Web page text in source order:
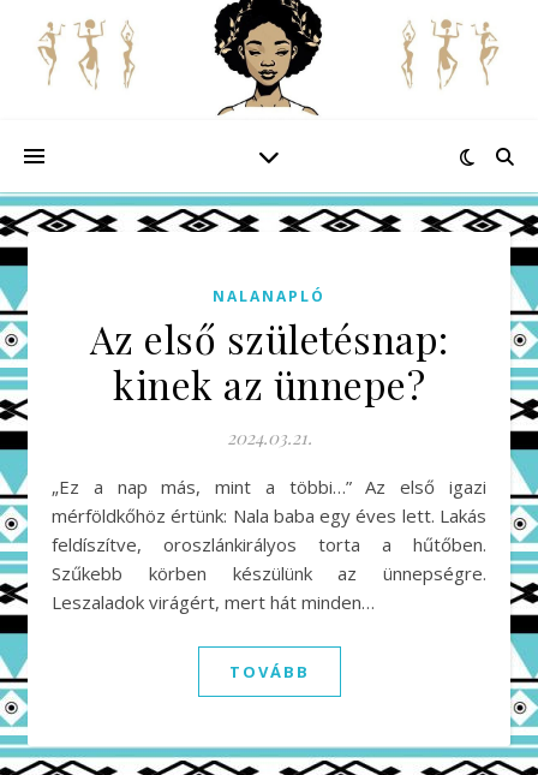
NALANAPLÓ
Az első születésnap:
kinek az ünnepe?
2024.03.21.
„Ez a nap más, mint a többi…” Az első igazi
mérföldkőhöz értünk: Nala baba egy éves lett. Lakás
feldíszítve, oroszlánkirályos torta a hűtőben.
Szűkebb körben készülünk az ünnepségre.
Leszaladok virágért, mert hát minden…
TOVÁBB